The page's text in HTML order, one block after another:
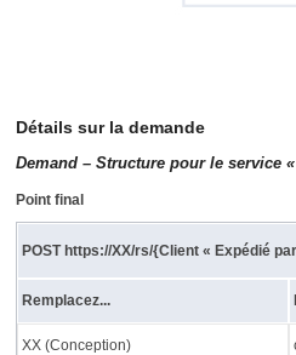
Détails sur la demande
Demand – Structure pour le service
Point final
POST https://XX/rs/{Client « Expédié
Remplacez...
XX (Conception)